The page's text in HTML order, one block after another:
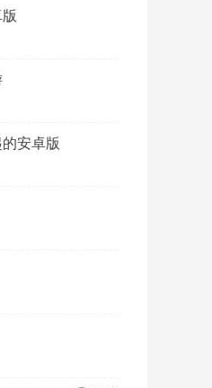
安卓版